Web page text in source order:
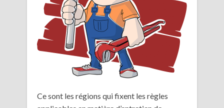
Ce sont les régions qui fixent les règles